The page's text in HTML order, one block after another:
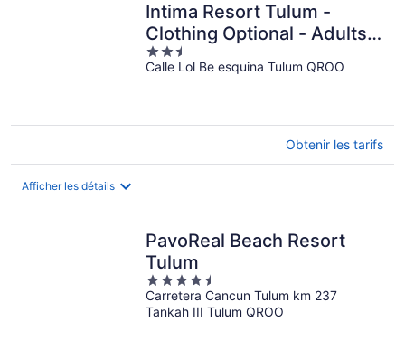
Intima Resort Tulum -
Clothing Optional - Adults
Only
2.5
out
Calle Lol Be esquina Tulum QROO
Obtenir les tarifs
Afficher les détails
PavoReal Beach Resort
Tulum
4.5
out
of
Carretera Cancun Tulum km 237
Tankah III Tulum QROO